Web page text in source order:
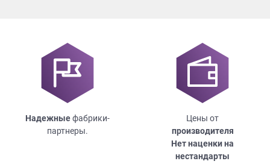
Надежныефабрики-
партнеры.
Цены от
производителя
Нет наценки на
нестандарты